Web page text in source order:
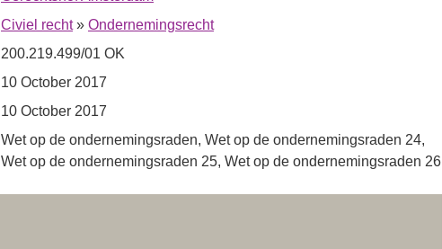
Civiel recht» Ondernemingsrecht
200.219.499/01 OK
10 October 2017
10 October 2017
Wet op de ondernemingsraden, Wet op de ondernemingsraden 24,
Wet op de ondernemingsraden 25, Wet op de ondernemingsraden 26